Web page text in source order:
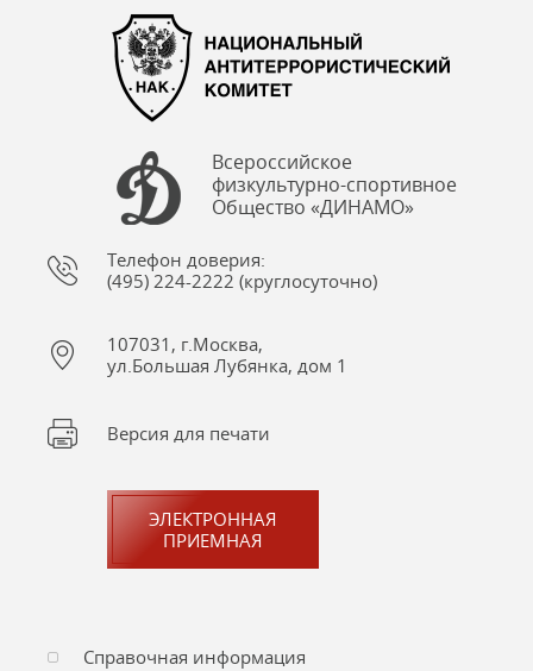
Всероссийское
физкультурно-спортивное
Общество «ДИНАМО»
Телефон доверия:
(495) 224-2222 (круглосуточно)
107031, г.Москва,
ул.Большая Лубянка, дом 1
Версия для печати
ЭЛЕКТРОННАЯ
ПРИЕМНАЯ
Справочная информация